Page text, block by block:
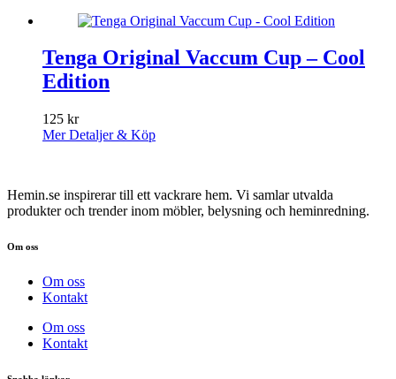
Tenga Original Vaccum Cup – Cool
Edition
125 kr
Mer Detaljer & Köp
Hemin.se inspirerar till ett vackrare hem. Vi samlar utvalda
produkter och trender inom möbler, belysning och heminredning.
Om oss
Om oss
Kontakt
Om oss
Kontakt